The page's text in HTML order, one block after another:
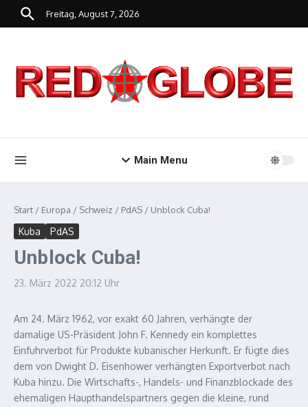
Zum Inhalt springen
Freitag, August 7, 2026
Main Menu
Start / Europa / Schweiz / PdAS / Unblock Cuba!
Kuba PdAS
Unblock Cuba!
23. März 2022 20:12 Uhr
Am 24. März 1962, vor exakt 60 Jahren, verhängte der
damalige US-Präsident John F. Kennedy ein komplettes
Einfuhrverbot für Produkte kubanischer Herkunft. Er fügte dies
dem von Dwight D. Eisenhower verhängten Exportverbot nach
Kuba hinzu. Die Wirtschafts-, Handels- und Finanzblockade des
ehemaligen Haupthandelspartners gegen die kleine, rund